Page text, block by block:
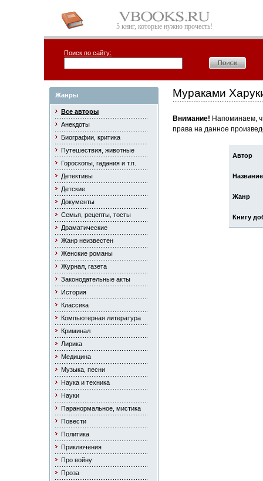
5 книг, которые нужно прочесть!
Поиск по сайту:
Жанры
Все авторы
Анекдоты
Биографии, критика
Путешествия, животные
Гороскопы, гадания и т.п.
Детективы
Детские
Документы
Семья, рецепты, тосты
Драматические
Жанр неизвестен
Женские романы
Журнал, газета
Законодательные акты
История
Классика
Компьютерная литература
Криминал
Лирика
Медицина
Музыка, песни
Наука и техника
Науки
Паранормальное, мистика
Повести
Политика
Приключения
Про войну
Проза
Мураками
Внимание! Напоминаем,
права на данное
Автор
Название
Жанр
Книгу